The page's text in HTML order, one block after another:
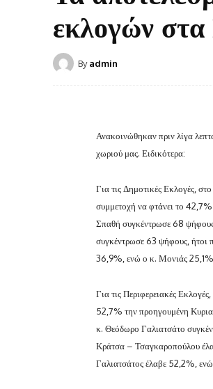
εκλογών
By admin
Ανακοινώθηκαν πριν λίγα
χωριού μας. Ειδικότερα:
Για τις Δημοτικές Εκλογές,
συμμετοχή να φτάνει το
Σπαθή συγκέντρωσε 68
συγκέντρωσε 63 ψήφους, ήτοι
36,9%, ενώ ο κ. Μονιάς
Για τις Περιφερειακές
52,7% την προηγουμένη
κ. Θεόδωρο Γαλιατσάτο
Κράτσα – Τσαγκαροπούλου
Γαλιατσάτος έλαβε 52,2%,